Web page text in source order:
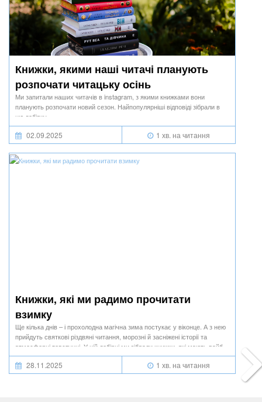
Книжки, якими наші читачі планують
розпочати читацьку осінь
Ми запитали наших читачів в instagram, з якими книжками вони
планують розпочати новий сезон. Найпопулярніші відповіді зібрали в
цю добірку.
02.09.2025 1 хв. на читання
Книжки, які ми радимо прочитати
взимку
Ще кілька днів – і прохолодна магічна зима постукає у віконце. А з нею
прийдуть святкові різдвяні читання, морозні й засніжені історії та
атмосферні товстунці. У цій добірці ми зібрали книжки, які мають вайб
кожного із зимових місяців.
28.11.2025 1 хв. на читання